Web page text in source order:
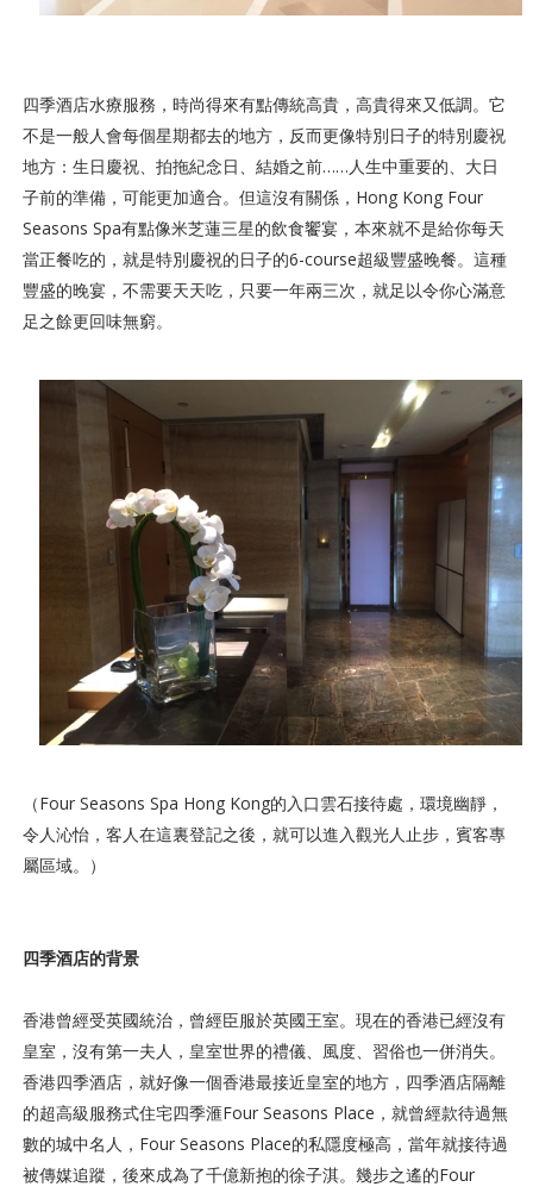
四季酒店水療服務，時尚得來有點傳統高貴，高貴得來又低調。它
不是一般人會每個星期都去的地方，反而更像特別日子的特別慶祝
地方：生日慶祝、拍拖紀念日、結婚之前……人生中重要的、大日
子前的準備，可能更加適合。但這沒有關係，Hong Kong Four
Seasons Spa有點像米芝蓮三星的飲食饗宴，本來就不是給你每天
當正餐吃的，就是特別慶祝的日子的6-course超級豐盛晚餐。這種
豐盛的晚宴，不需要天天吃，只要一年兩三次，就足以令你心滿意
足之餘更回味無窮。
（Four Seasons Spa Hong Kong的入口雲石接待處，環境幽靜，
令人沁怡，客人在這裏登記之後，就可以進入觀光人止步，賓客專
屬區域。）
四季酒店的背景
香港曾經受英國統治，曾經臣服於英國王室。現在的香港已經沒有
皇室，沒有第一夫人，皇室世界的禮儀、風度、習俗也一併消失。
香港四季酒店，就好像一個香港最接近皇室的地方，四季酒店隔離
的超高級服務式住宅四季滙Four Seasons Place，就曾經款待過無
數的城中名人，Four Seasons Place的私隱度極高，當年就接待過
被傳媒追蹤，後來成為了千億新抱的徐子淇。幾步之遙的Four